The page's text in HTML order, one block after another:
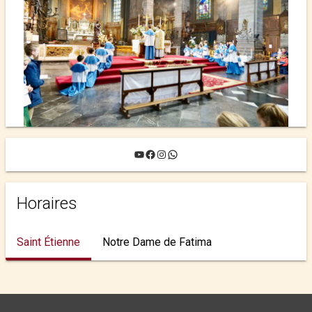
YouTube
Facebook
Instagram
WhatsApp
Horaires
Saint Étienne Notre Dame de Fatima